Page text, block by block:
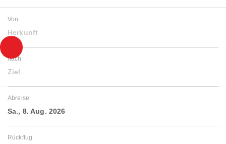
Von
Herkunft
nach
Ziel
Abreise
Sa., 8. Aug. 2026
Rückflug